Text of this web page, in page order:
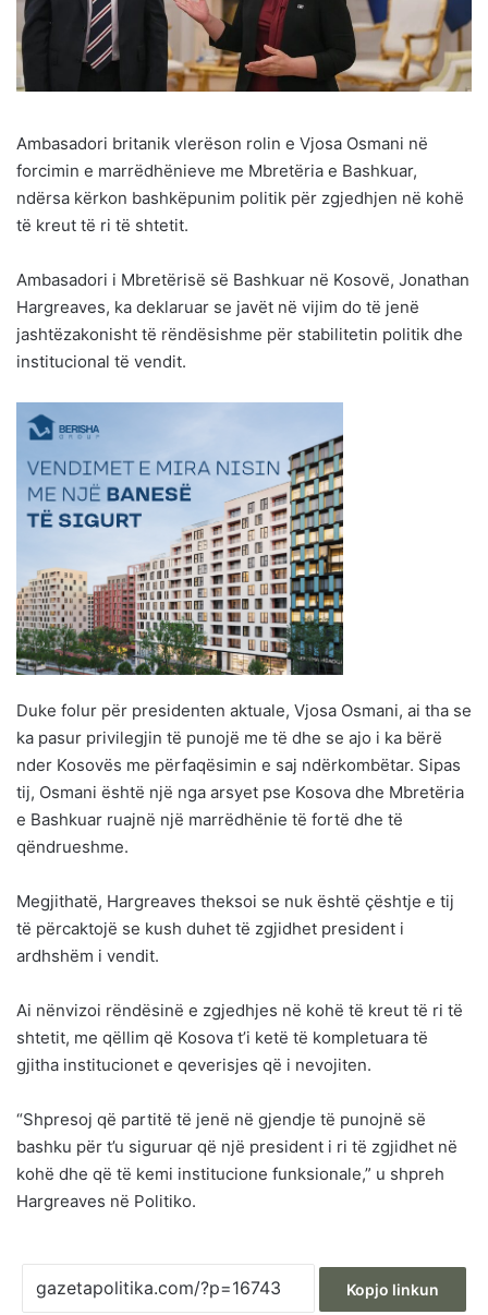
Ambasadori britanik vlerëson rolin e Vjosa Osmani në
forcimin e marrëdhënieve me Mbretëria e Bashkuar,
ndërsa kërkon bashkëpunim politik për zgjedhjen në kohë
të kreut të ri të shtetit.
Ambasadori i Mbretërisë së Bashkuar në Kosovë, Jonathan
Hargreaves, ka deklaruar se javët në vijim do të jenë
jashtëzakonisht të rëndësishme për stabilitetin politik dhe
institucional të vendit.
Duke folur për presidenten aktuale, Vjosa Osmani, ai tha se
ka pasur privilegjin të punojë me të dhe se ajo i ka bërë
nder Kosovës me përfaqësimin e saj ndërkombëtar. Sipas
tij, Osmani është një nga arsyet pse Kosova dhe Mbretëria
e Bashkuar ruajnë një marrëdhënie të fortë dhe të
qëndrueshme.
Megjithatë, Hargreaves theksoi se nuk është çështje e tij
të përcaktojë se kush duhet të zgjidhet president i
ardhshëm i vendit.
Ai nënvizoi rëndësinë e zgjedhjes në kohë të kreut të ri të
shtetit, me qëllim që Kosova t’i ketë të kompletuara të
gjitha institucionet e qeverisjes që i nevojiten.
“Shpresoj që partitë të jenë në gjendje të punojnë së
bashku për t’u siguruar që një president i ri të zgjidhet në
kohë dhe që të kemi institucione funksionale,” u shpreh
Hargreaves në Politiko.
Kopjo linkun